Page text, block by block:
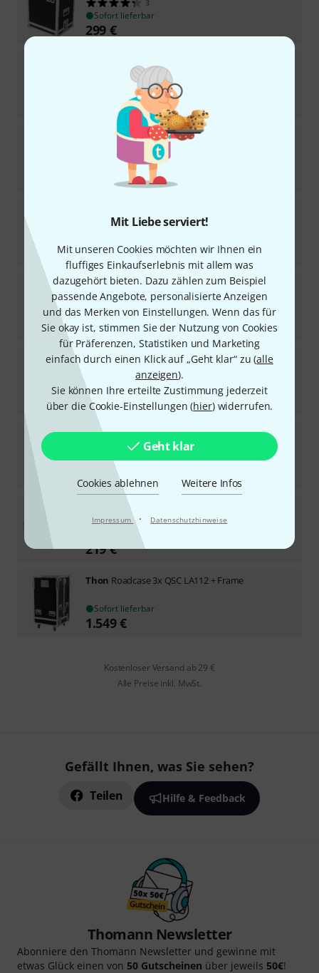
Mit Liebe serviert!
Mit unseren Cookies möchten wir Ihnen ein
fluffiges Einkaufserlebnis mit allem was
dazugehört bieten. Dazu zählen zum Beispiel
passende Angebote, personalisierte Anzeigen
und das Merken von Einstellungen. Wenn das für
Sie okay ist, stimmen Sie der Nutzung von Cookies
für Präferenzen, Statistiken und Marketing
einfach durch einen Klick auf „Geht klar“ zu (alle
anzeigen).
Sie können Ihre erteilte Zustimmung jederzeit
über die Cookie-Einstellungen (hier) widerrufen.
Geht klar
Cookies ablehnen Weitere Infos
Impressum · Datenschutzhinweise
3
Sofort lieferbar
299 €
Sofort lieferbar
Case for 2x Maui 28 G2 Top
11
Sofort lieferbar
8
135€
Thon Roadcase 4 x d&b Y8/12
Auf Anfrage
929 €
Thon Profi Haubencase D&B Y7P
1
Auf Anfrage
898 €
ThonRoadcase 4x QSC LA108 + Frame
Sofort lieferbar
1.499
Case Waves FIT
Sofort lieferbar
219€
Thon Roadcase 3x QSC LA112 + Frame
Sofort lieferbar
1.549€
Kostenloser Versand ab 29 €
Alle Preise inkl. MwSt.
Gefällt Ihnen, was Sie sehen?
Teilen Hilfe & Feedback
Thomann Newsletter
Abonniere den Thomann Newsletter und gewinne mit
etwas Glück einen von 50 Gutscheinen über jeweils 50€!